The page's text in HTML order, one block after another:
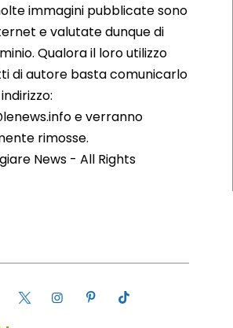
immagini pubblicate sono
e valutate dunque di
Qualora il loro utilizzo
di autore basta comunicarlo
e verranno
rimosse.
News - All Rights